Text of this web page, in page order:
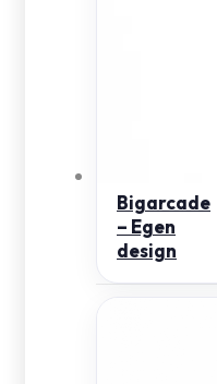
Bigarcade
– Egen
design